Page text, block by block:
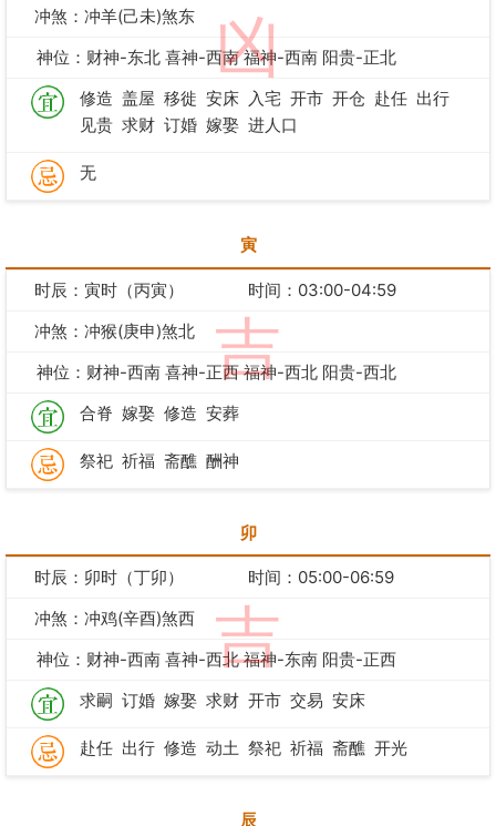
凶
冲煞：冲羊(己未)煞东
神位：财神-东北 喜神-西南 福神-西南 阳贵-正北
修造 盖屋 移徙 安床 入宅 开市 开仓 赴任 出行
见贵 求财 订婚 嫁娶 进人口
无
寅
吉
时辰：寅时（丙寅）
时间：03:00-04:59
冲煞：冲猴(庚申)煞北
神位：财神-西南 喜神-正西 福神-西北 阳贵-西北
合脊 嫁娶 修造 安葬
祭祀 祈福 斋醮 酬神
卯
吉
时辰：卯时（丁卯）
时间：05:00-06:59
冲煞：冲鸡(辛酉)煞西
神位：财神-西南 喜神-西北 福神-东南 阳贵-正西
求嗣 订婚 嫁娶 求财 开市 交易 安床
赴任 出行 修造 动土 祭祀 祈福 斋醮 开光
辰